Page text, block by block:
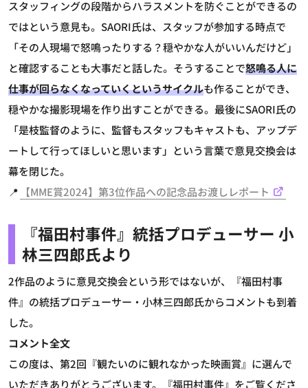
スタッフィングの段階からハラスメントを防ぐことができるの
ではという意見も。SAORI氏は、スタッフが参加する時点で
「その人現場で怒鳴ったりする？穏やかな人がいいんだけど」
と確認することも大事だと話した。そうすることで怒鳴る人に
仕事が回らなくなっていくというサイクルも作ることができ、
穏やかな撮影現場を作り出すことができる。最後にSAORI氏の
「是枝監督のように、監督もスタッフもキャストも、アップデ
ートして行ってほしいと思います」という言葉で意見交換会は
幕を閉じた。
📍
【MME賞2024】第3位作品への記念品お渡しレポート
『福田村事件』 統括プロデューサー 小
林三四郎氏より
2作品のように意見交換会という形ではないが、『福田村事
件』の統括プロデューサー・小林三四郎氏からコメントも到着
した。
コメント全文
この度は、第2回『観たいのに観れなかった映画賞』に選んで
いただきありがとうございます。『福田村事件』をご覧くださ